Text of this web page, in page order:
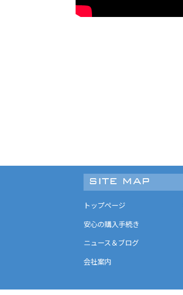
トップページ
安心の購入手続き
ニュース＆ブログ
会社案内